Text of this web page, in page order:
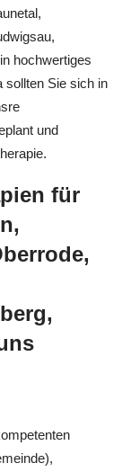
hochwertiges
sollten Sie sich in
und
für